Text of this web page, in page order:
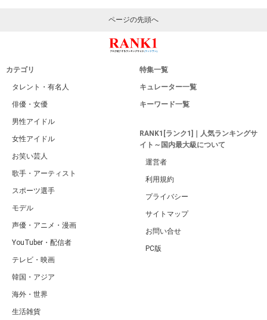
ページの先頭へ
カテゴリ
タレント・有名人
俳優・女優
男性アイドル
女性アイドル
お笑い芸人
歌手・アーティスト
スポーツ選手
モデル
声優・アニメ・漫画
YouTuber・配信者
テレビ・映画
韓国・アジア
海外・世界
生活雑貨
特集一覧
キュレーター一覧
キーワード一覧
RANK1[ランク1]｜人気ランキングサ
イト～国内最大級について
運営者
利用規約
プライバシー
サイトマップ
お問い合せ
PC版